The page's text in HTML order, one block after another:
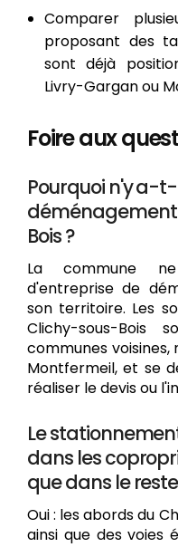
Comparer
proposant des
sont déjà
Livry-Gargan ou
Foire aux
Pourquoi n'y a-
Bois ?
La commune
d'entreprise de
son territoire. Les
Clichy-sous-Bois
communes
Montfermeil, et se
réaliser le devis ou
Le
dans les
que dans le
Oui : les abords du
ainsi que des voies